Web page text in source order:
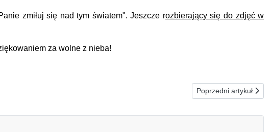
zmiłuj się nad tym światem".Jeszcze rozbierający się do zdjęć w
za wolne z nieba!
Następna strona:
Poprzedni artykuł